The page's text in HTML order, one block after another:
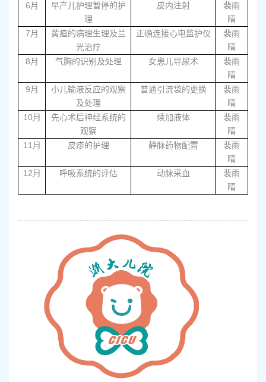
6月
早产儿护理暂停的护
理
皮内注射
裴雨
晴
7月
黄疸的病理生理及兰
光治疗
正确连接心电监护仪
裴雨
晴
8月 气胸的识别及处理 女患儿导尿术
裴雨
晴
9月
小儿输液反应的观察
及处理
普通引流袋的更换
裴雨
晴
10月
先心术后神经系统的
观察
续加液体
裴雨
晴
11 月 皮疹的护理 静脉药物配置
裴雨
晴
12月 呼吸系统的评估 动脉采血
裴雨
晴